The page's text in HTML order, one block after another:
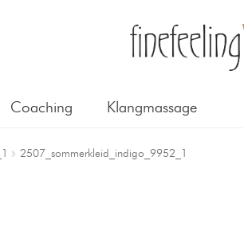
Coaching Klangmassage
2507_sommerkleid_indigo_9952_1